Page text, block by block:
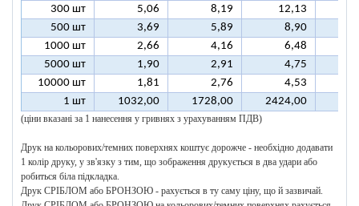
300 шт
5,06 8,19 12,13
500 шт
3,69 5,89 8,90
1000 шт
2,66 4,16 6,48
5000 шт
1,90 2,91 4,75
10000 шт
1,81 2,76 4,53
1 шт
1032,00 1728,00 2424,00
(ціни вказані за 1 нанесення у гривнях з урахуванням ПДВ)
Друк на кольорових/темних поверхнях коштує дорожче - необхідно додавати
1 колір друку, у зв'язку з тим, що зображення друкується в два удари або
робиться біла підкладка.
Друк СРІБЛОМ або БРОНЗОЮ - рахується в ту саму ціну, що й зазвичай.